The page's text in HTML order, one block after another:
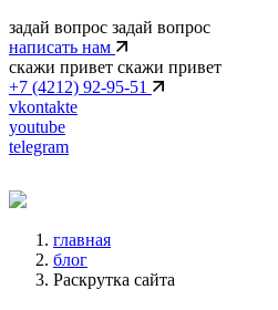
задай вопрос задай вопрос
написать нам
скажи привет скажи привет
+7 (4212) 92-95-51
vkontakte
youtube
telegram
главная
блог
Раскрутка сайта